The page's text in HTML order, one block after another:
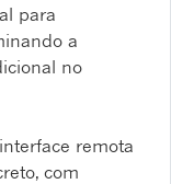
para
a
no
remota
com